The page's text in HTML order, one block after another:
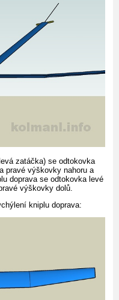
zatáčka) se odtokovka
pravé výškovky nahoru a
doprava se odtokovka levé
výškovky dolů.
kniplu doprava: